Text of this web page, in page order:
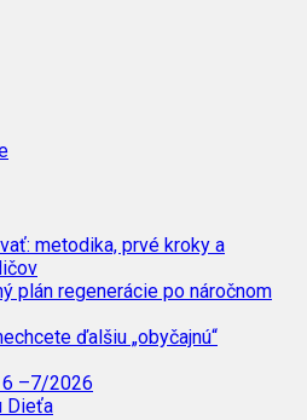
metodika, prvé kroky a
plán regenerácie po náročnom
ďalšiu „obyčajnú“
6 –7/2026
Dieťa